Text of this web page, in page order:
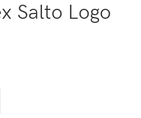
Salto Logo